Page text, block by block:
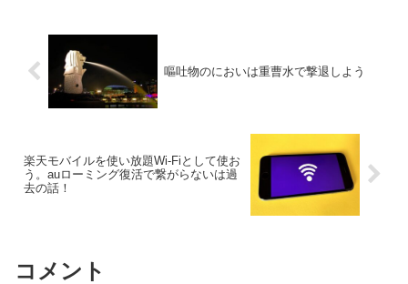
嘔吐物のにおいは重曹水で撃退しよう
楽天モバイルを使い放題Wi-Fiとして使お
う。auローミング復活で繋がらないは過
去の話！
コメント